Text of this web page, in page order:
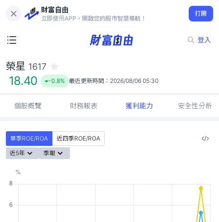
財富自由
立即使用APP，開啟您的股市智慧導航！
打開
登入
18.40
-0.8%
榮星 1617
18.40 -0.8% 最近更新時間： 2026/08/06 05:30
個股概覽 財務報表 獲利能力 安全性分析
單季ROE/ROA
近四季ROE/ROA
近5年
季報